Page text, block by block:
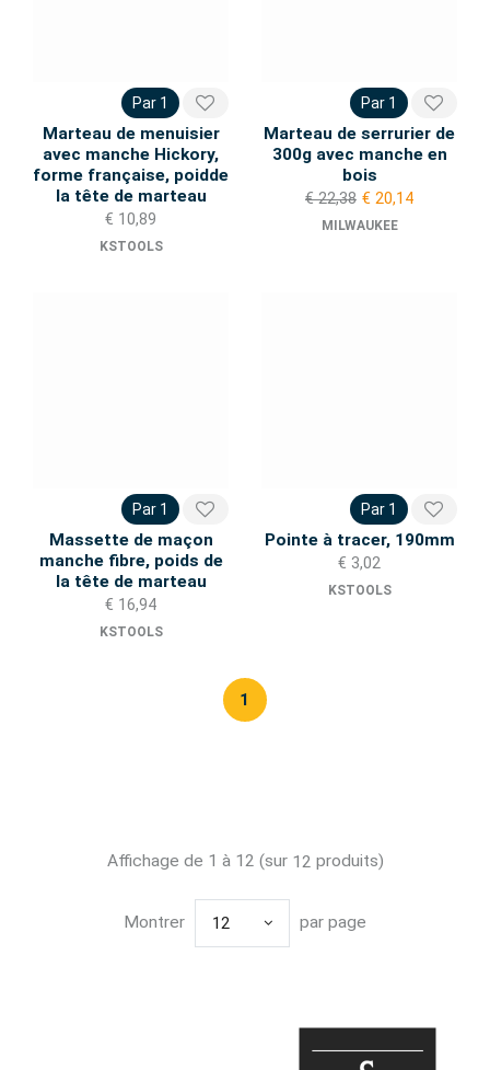
Par 1
Marteau de menuisier
avec manche Hickory,
forme française, poidde
la tête de marteau
€ 10,89
KSTOOLS
Par 1
Marteau de serrurier de
300g avec manche en
bois
€ 22,38 € 20,14
MILWAUKEE
Par 1
Massette de maçon
manche fibre, poids de
la tête de marteau
€ 16,94
KSTOOLS
Par 1
Pointe à tracer, 190mm
€ 3,02
KSTOOLS
1
Affichage de 1 à 12 (sur 12 produits)
Montrer 12 par page